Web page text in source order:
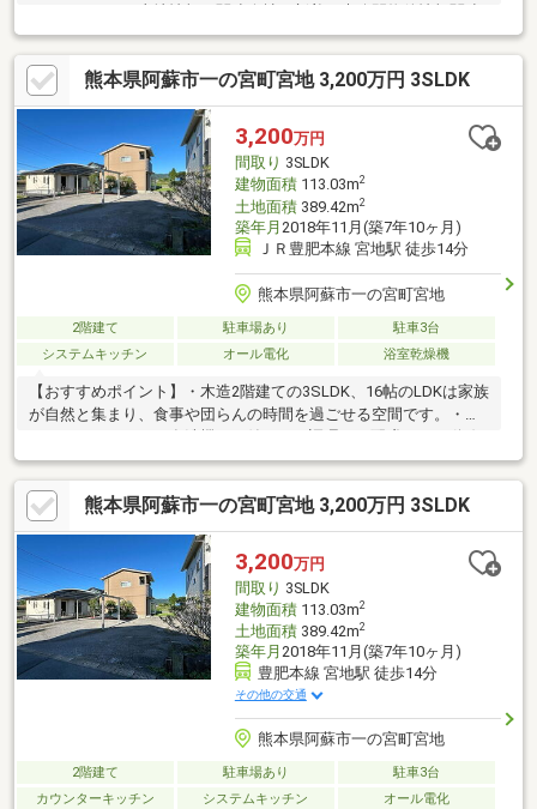
会社にグッドバイバイやいえコレ等② 【提案力】▼住宅ローン
提携金融機関が多数▼後悔しないためのライフプランシミュレー
ション家計の見直しのプロのFPが在籍③ 【アフターサポート】
▼税金面等のアドバイス資金贈与や住宅ローン控除等▼お引渡し
後の対応お引渡し後のリフォームもお任せ！将来的な売却・賃貸
等の運用をサポート！
熊本県阿蘇市一の宮町宮地 3,200万円 3SLDK
3,200万円
間取り 3SLDK
建物面積113.03m2
土地面積389.42m2
築年月 2018年11月(築7年10ヶ月)
ＪＲ豊肥本線 宮地駅 徒歩14分
熊本県阿蘇市一の宮町宮地
2階建て 駐車場あり
駐車3台
システムキッチン
オール電化 浴室乾燥機
【おすすめポイント】・木造2階建ての3SLDK、16帖のLDKは家族
が自然と集まり、食事や団らんの時間を過ごせる空間です。・カ
がまとまっています。・太陽光発電のオール電化住宅で、日常の
電気使用を一体的に管理できます。・独立洗面台とゆとりある浴
室があり、朝の支度や入浴の時間を分けて使えます。・1階和室に
加え、2階の6帖洋室にはWICと書斎を備え、収納や在宅ワークに
対応可能です。12.75帖洋室は将来2部屋として使えます。・庭で
は外遊びや家庭菜園ができ、駐車5台分で来客にも対応できます。
熊本県阿蘇市一の宮町宮地 3,200万円 3SLDK
3,200万円
間取り 3SLDK
建物面積113.03m2
土地面積389.42m2
築年月 2018年11月(築7年10ヶ月)
豊肥本線 宮地駅 徒歩14分
その他の交通
熊本県阿蘇市一の宮町宮地
2階建て 駐車場あり
駐車3台
カウンターキッチン
システムキッチン オール電化